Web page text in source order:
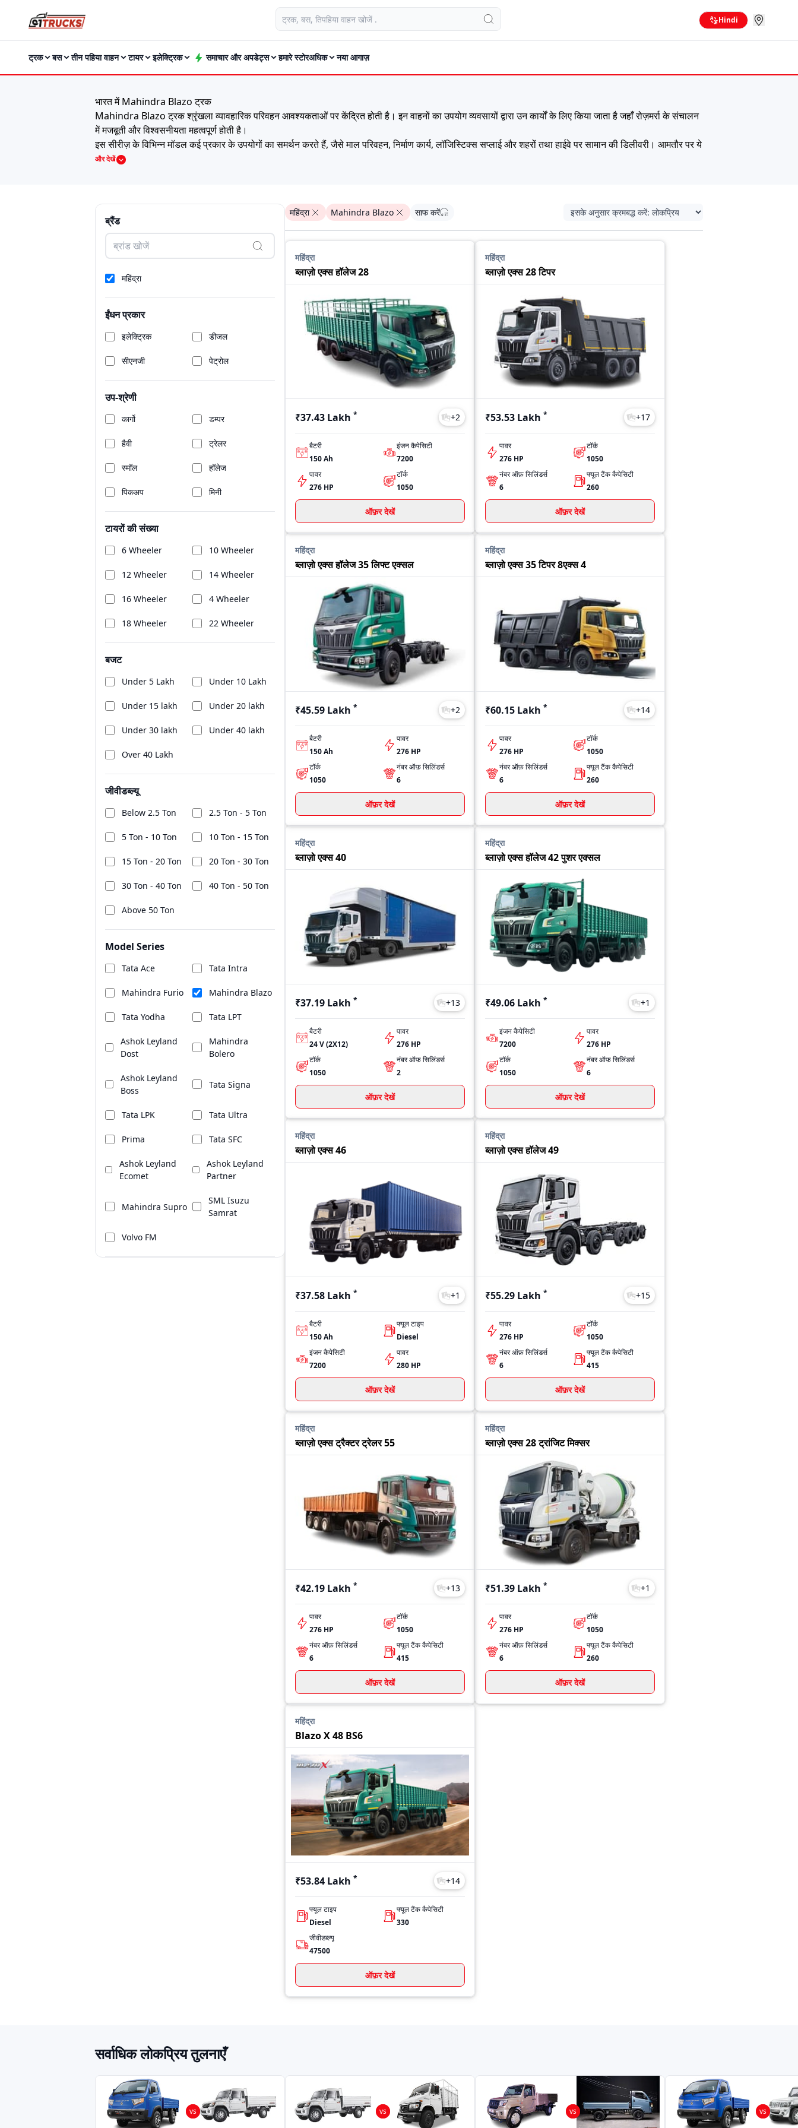
Hindi
ट्रक बस तीन पहिया वाहन टायर इलेक्ट्रिक समाचार और अपडेट्स हमारे स्टोरअधिक नया आगाज़
भारत में Mahindra Blazo ट्रक
Mahindra Blazo ट्रक श्रृंखला व्यावहारिक परिवहन आवश्यकताओं पर केंद्रित होती है। इन वाहनों का उपयोग व्यवसायों द्वारा उन कार्यों के लिए किया जाता है जहाँ रोज़मर्रा के संचालन
में मजबूती और विश्वसनीयता महत्वपूर्ण होती है।
इस सीरीज़ के विभिन्न मॉडल कई प्रकार के उपयोगों का समर्थन करते हैं, जैसे माल परिवहन, निर्माण कार्य, लॉजिस्टिक्स सप्लाई और शहरों तथा हाईवे पर सामान की डिलीवरी। आमतौर पर ये
वाहन एक कुशल ईंधन इंजन और दैनिक संचालन के लिए उपयुक्त लेआउट का संयोजन प्रदान करते हैं। यही संतुलन ऑपरेटर को बिना अनावश्यक जटिलताओं के काम प्रबंधित करने में मदद
Model
Price
जीतो
जीटो प्लस पेट्रोल
₹4.07 Lakh
ज़ीओ
Last Updated: Jul 27, 2026
और देखें
ब्रैंड
महिंद्रा
ईंधन प्रकार
इलेक्ट्रिक डीजल
सीएनजी पेट्रोल
उप-श्रेणी
कार्गो डम्पर
हैवी ट्रेलर
स्मॉल हॉलेज
पिकअप मिनी
टायरों की संख्या
6 Wheeler 10 Wheeler
12 Wheeler 14 Wheeler
16 Wheeler 4 Wheeler
18 Wheeler 22 Wheeler
बजट
Under 5 Lakh Under 10 Lakh
Under 15 lakh Under 20 lakh
Under 30 lakh Under 40 lakh
Over 40 Lakh
जीवीडब्ल्यू
Below 2.5 Ton 2.5 Ton - 5 Ton
5 Ton - 10 Ton 10 Ton - 15 Ton
15 Ton - 20 Ton 20 Ton - 30 Ton
30 Ton - 40 Ton 40 Ton - 50 Ton
Above 50 Ton
Model Series
Tata Ace Tata Intra
Mahindra Furio Mahindra Blazo
Tata Yodha Tata LPT
Ashok Leyland
Dost
Mahindra
Bolero
Ashok Leyland
Boss
Tata Signa
Tata LPK Tata Ultra
Prima Tata SFC
Ashok Leyland
Ecomet
Ashok Leyland
Partner
Mahindra Supro
SML Isuzu
Samrat
Volvo FM
महिंद्रा Mahindra Blazo साफ करें
महिंद्रा
ब्लाज़ो एक्स हॉलेज 28
₹37.43 Lakh * +2
बैटरी
150 Ah
इंजन कैपेसिटी
7200
पावर
276 HP
टॉर्क
1050
ऑफ़र देखें
महिंद्रा
ब्लाज़ो एक्स 28 टिपर
₹53.53 Lakh * +17
पावर
276 HP
टॉर्क
1050
नंबर ऑफ़ सिलिंडर्स
6
फ्यूल टैंक कैपेसिटी
260
ऑफ़र देखें
महिंद्रा
ब्लाज़ो एक्स हॉलेज 35 लिफ्ट एक्सल
₹45.59 Lakh * +2
बैटरी
150 Ah
पावर
276 HP
टॉर्क
1050
नंबर ऑफ़ सिलिंडर्स
6
ऑफ़र देखें
महिंद्रा
ब्लाज़ो एक्स 35 टिपर 8एक्स 4
₹60.15 Lakh * +14
पावर
276 HP
टॉर्क
1050
नंबर ऑफ़ सिलिंडर्स
6
फ्यूल टैंक कैपेसिटी
260
ऑफ़र देखें
महिंद्रा
ब्लाज़ो एक्स 40
₹37.19 Lakh * +13
बैटरी
24 V (2X12)
पावर
276 HP
टॉर्क
1050
नंबर ऑफ़ सिलिंडर्स
2
ऑफ़र देखें
महिंद्रा
ब्लाज़ो एक्स हॉलेज 42 पुशर एक्सल
₹49.06 Lakh * +1
इंजन कैपेसिटी
7200
पावर
276 HP
टॉर्क
1050
नंबर ऑफ़ सिलिंडर्स
6
ऑफ़र देखें
महिंद्रा
ब्लाज़ो एक्स 46
₹37.58 Lakh * +1
बैटरी
150 Ah
फ्यूल टाइप
Diesel
इंजन कैपेसिटी
7200
पावर
280 HP
ऑफ़र देखें
महिंद्रा
ब्लाज़ो एक्स हॉलेज 49
₹55.29 Lakh * +15
पावर
276 HP
टॉर्क
1050
नंबर ऑफ़ सिलिंडर्स
6
फ्यूल टैंक कैपेसिटी
415
ऑफ़र देखें
महिंद्रा
ब्लाज़ो एक्स ट्रैक्टर ट्रेलर 55
₹42.19 Lakh * +13
पावर
276 HP
टॉर्क
1050
नंबर ऑफ़ सिलिंडर्स
6
फ्यूल टैंक कैपेसिटी
415
ऑफ़र देखें
महिंद्रा
ब्लाज़ो एक्स 28 ट्रांजिट मिक्सर
₹51.39 Lakh * +1
पावर
276 HP
टॉर्क
1050
नंबर ऑफ़ सिलिंडर्स
6
फ्यूल टैंक कैपेसिटी
260
ऑफ़र देखें
महिंद्रा
Blazo X 48 BS6
₹53.84 Lakh * +14
फ्यूल टाइप
Diesel
फ्यूल टैंक कैपेसिटी
330
जीवीडब्ल्यू
47500
ऑफ़र देखें
सर्वाधिक लोकप्रिय तुलनाएँ